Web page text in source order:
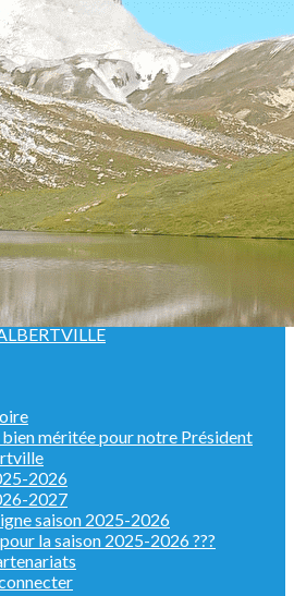
des réseaux sociaux
méritée pour notre Président
2026
2027
saison 2025-2026
la saison 2025-2026 ???